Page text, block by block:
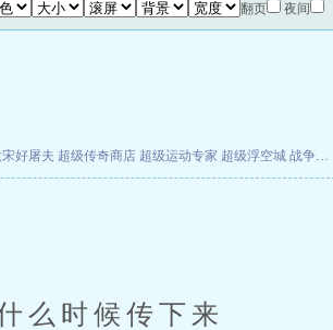
翻页 夜间
宋好屠夫 超级传奇商店 超级运动专家 超级浮空城 战争天堂
么时候传下来